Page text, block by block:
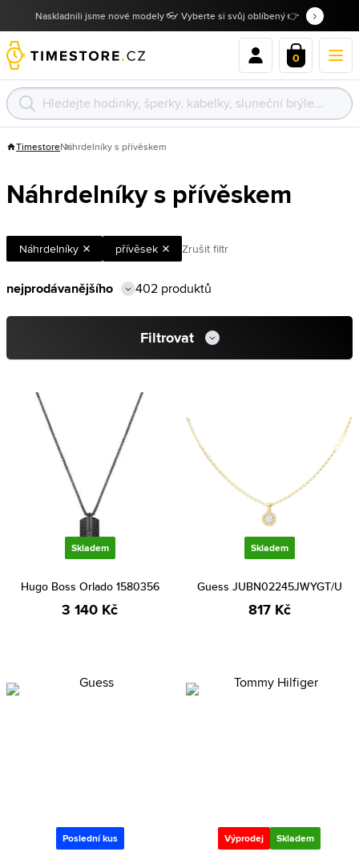
Naskladnili jsme nové modely 👓 Vyberte si svůj oblíbený 👉
0
TimestoreNáhrdelníky s přívěskem
Náhrdelníky s přívěskem
Náhrdelníky přívěsek Zrušit filtr
402 produktů
Filtrovat
Skladem
Hugo Boss Orlado 1580356
3 140 Kč
Skladem
Guess JUBN02245JWYGT/U
817 Kč
Poslední kus Výprodej Skladem